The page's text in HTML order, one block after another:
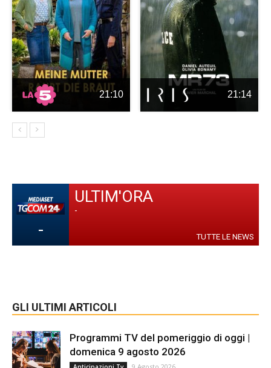
21:10 21:14
-
ULTIM'ORA
-
TUTTE LE NEWS
GLI ULTIMI ARTICOLI
Programmi TV del pomeriggio di oggi |
domenica 9 agosto 2026